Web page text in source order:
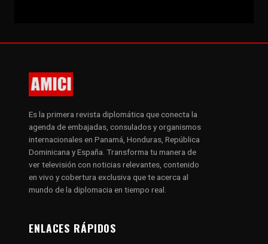
Es la primera revista diplomática que conecta la
agenda de embajadas, consulados y organismos
internacionales en Panamá, Honduras, República
Dominicana y España. Transforma tu manera de
ver televisión con noticias relevantes, contenido
en vivo y cobertura exclusiva que te acerca al
mundo de la diplomacia en tiempo real.
ENLACES RÁPIDOS